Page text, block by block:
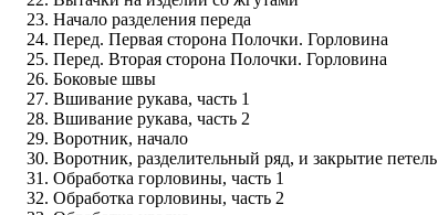
Начало разделения переда
Перед. Первая сторона Полочки. Горловина
Перед. Вторая сторона Полочки. Горловина
Боковые швы
Вшивание рукава, часть 1
Вшивание рукава, часть 2
Воротник, начало
Воротник, разделительный ряд, и закрытие петель
Обработка горловины, часть 1
Обработка горловины, часть 2